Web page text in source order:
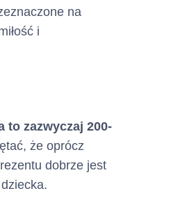
na
i
to zazwyczaj 200-
że oprócz
dobrze jest